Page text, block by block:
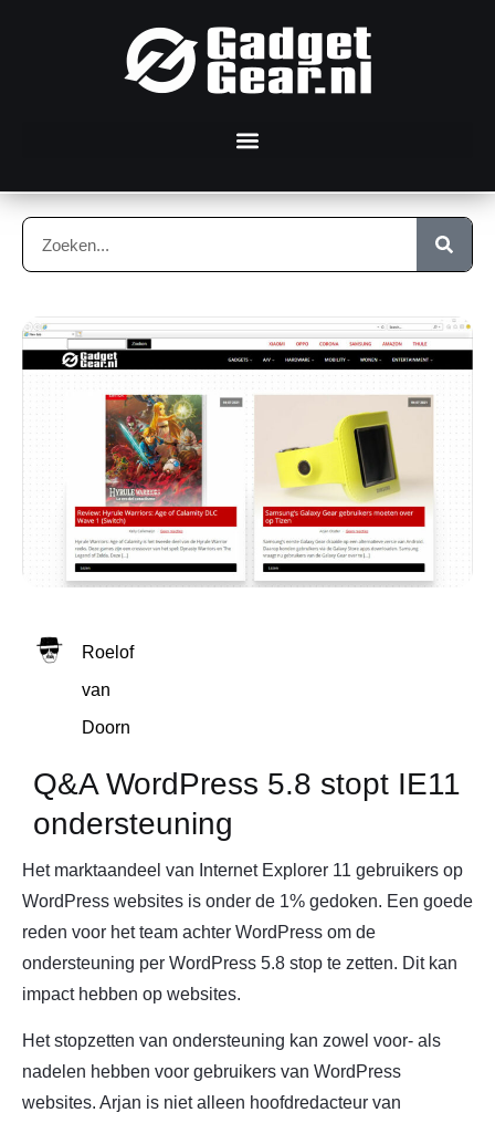
Roelof
van
Doorn
Q&A WordPress 5.8 stopt IE11
ondersteuning
Het marktaandeel van Internet Explorer 11 gebruikers op
WordPress websites is onder de 1% gedoken. Een goede
reden voor het team achter WordPress om de
ondersteuning per WordPress 5.8 stop te zetten. Dit kan
impact hebben op websites.
Het stopzetten van ondersteuning kan zowel voor- als
nadelen hebben voor gebruikers van WordPress
websites. Arjan is niet alleen hoofdredacteur van